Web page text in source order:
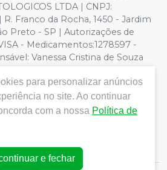
LTDA | CNPJ:
R. Franco da Rocha, 1450 - Jardim
Preto - SP | Autorizações de
- Medicamentos:1278597 -
Vanessa Cristina de Souza
de Privacidade e Segurança -
- Os preços e condições
a alterações. Em caso de
no site, o valor válido é o do
Não vendemos por atacado, por
o direito de não atender compras
pelo site.
para personalizar anúncios
no site. Ao continuar
com a nossa Política de
e fechar